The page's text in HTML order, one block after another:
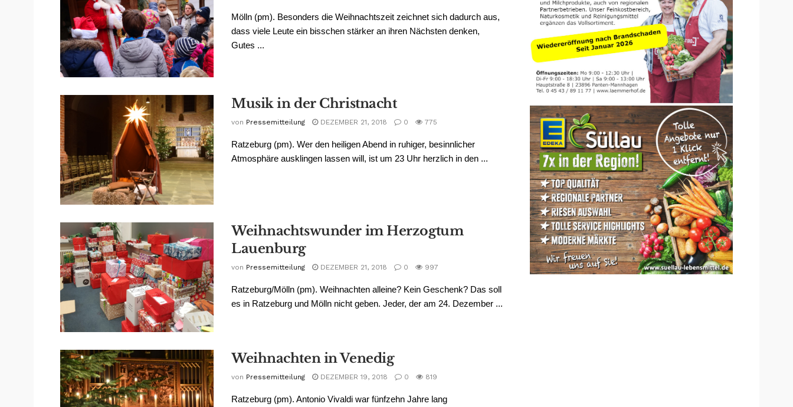
Mölln (pm). Besonders die Weihnachtszeit zeichnet sich dadurch aus,
dass viele Leute ein bisschen stärker an ihren Nächsten denken,
Gutes ...
Musik in der Christnacht
von Pressemitteilung DEZEMBER 21, 2018 0 775
Ratzeburg (pm). Wer den heiligen Abend in ruhiger, besinnlicher
Atmosphäre ausklingen lassen will, ist um 23 Uhr herzlich in den ...
Weihnachtswunder im Herzogtum
Lauenburg
von Pressemitteilung DEZEMBER 21, 2018 0 997
Ratzeburg/Mölln (pm). Weihnachten alleine? Kein Geschenk? Das soll
es in Ratzeburg und Mölln nicht geben. Jeder, der am 24. Dezember ...
Weihnachten in Venedig
von Pressemitteilung DEZEMBER 19, 2018 0 819
Ratzeburg (pm). Antonio Vivaldi war fünfzehn Jahre lang